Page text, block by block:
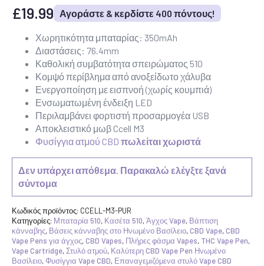
£19.99 Αγοράστε & κερδίστε 400 πόντους!
Χωρητικότητα μπαταρίας: 350mAh
Διαστάσεις: 76.4mm
Καθολική συμβατότητα σπειρώματος 510
Κομψό περίβλημα από ανοξείδωτο χάλυβα
Ενεργοποίηση με εισπνοή (χωρίς κουμπιά)
Ενσωματωμένη ένδειξη LED
Περιλαμβάνει φορτιστή προσαρμογέα USB
Αποκλειστικό μωβ Ccell M3
Φυσίγγια ατμού CBD πωλείται χωριστά
Δεν υπάρχει απόθεμα. Παρακαλώ ελέγξτε ξανά
σύντομα
Κωδικός προϊόντος: CCELL-M3-PUR
Κατηγορίες: Μπαταρία 510, Κασέτα 510,Άγχος Vape, Βάπτιση
κάνναβης, Βάσεις κάνναβης στο Ηνωμένο Βασίλειο,CBD Vape,CBD
Vape Pens για άγχος,CBD Vapes, Πλήρες φάσμα Vapes, THC Vape Pen,
Vape Cartridge,Στυλό ατμού, Καλύτερη CBD Vape Pen Ηνωμένο
Βασίλειο,Φυσίγγια Vape CBD, Επαναγεμιζόμενα στυλό Vape CBD